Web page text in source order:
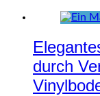
durch